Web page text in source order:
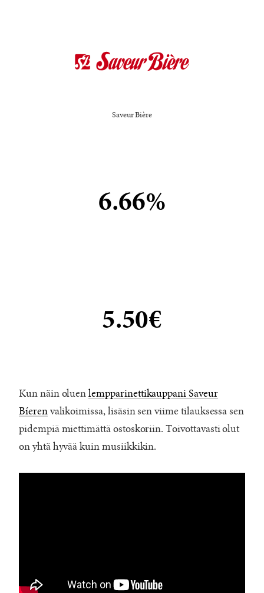
Saveur Bière
6.66%
5.50€
Kun näin oluenlempparinettikauppani Saveur
Bíerenvalikoimissa, lisäsin sen viime tilauksessa sen
pidempiä miettimättä ostoskoriin. Toivottavasti olut
on yhtä hyvää kuin musiikkikin.